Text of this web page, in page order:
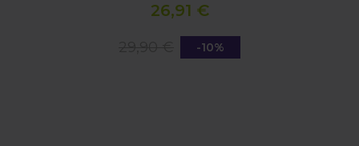
26,91 €
-10%